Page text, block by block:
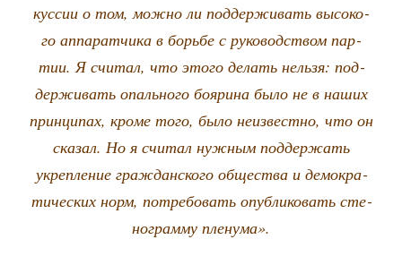
кус­сии о том, мож­но ли под­дер­жи­вать высо­ко­
го аппа­рат­чи­ка в борь­бе с руко­вод­ством пар­
тии. Я счи­тал, что это­го делать нель­зя: под­
дер­жи­вать опаль­но­го бояри­на было не в наших
прин­ци­пах, кро­ме того, было неиз­вест­но, что он
ска­зал. Но я счи­тал нуж­ным под­дер­жать
укреп­ле­ние граж­дан­ско­го обще­ства и демо­кра­
ти­че­ских норм, потре­бо­вать опуб­ли­ко­вать сте­
но­грам­му пленума».